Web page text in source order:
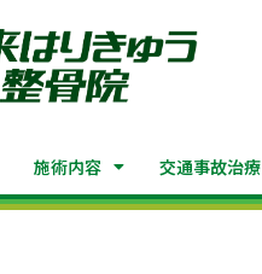
施術内容 交通事故治療